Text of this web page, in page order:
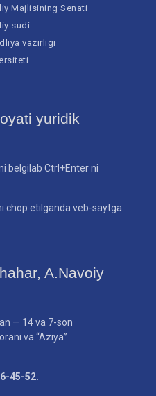
Majlisining Senati
sudi
vazirligi
yuridik
belgilab Ctrl+Enter ni
chop etilganda veb-saytga
A.Navoiy
— 14 va 7-son
va “Aziya”
45-52.